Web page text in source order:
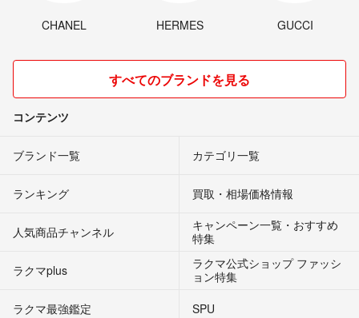
CHANEL HERMES GUCCI
すべてのブランドを見る
コンテンツ
ブランド一覧 カテゴリ一覧
ランキング 買取・相場価格情報
人気商品チャンネル
キャンペーン一覧・おすすめ
特集
ラクマplus
ラクマ公式ショップ ファッシ
ョン特集
ラクマ最強鑑定
SPU